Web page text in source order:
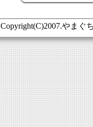
Copyright(C)2007.やまぐ